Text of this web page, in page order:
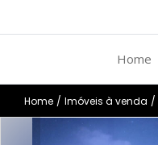
Home
Home / Imóveis à venda /